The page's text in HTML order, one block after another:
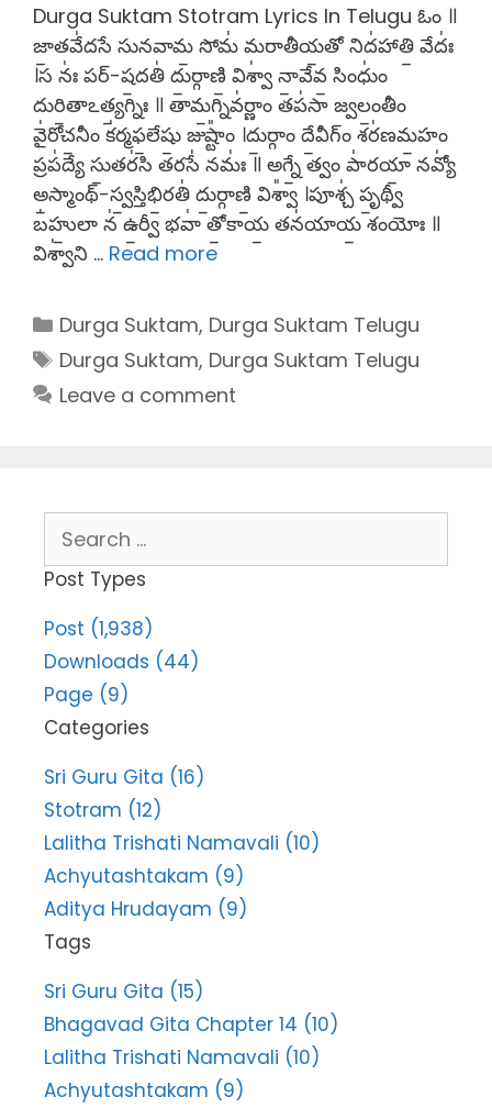
Durga Suktam Stotram Lyrics In Telugu ఓం ॥
జా॒తవే॑దసే సునవామ॒ సోమ॑ మరాతీయ॒తో నిద॑హాతి॒ వేదః॑
।స నః॑ పర్-ష॒దతి॑ దు॒ర్గాణి॒ విశ్వా॑ నా॒వేవ॒ సింధుం॑
దురి॒తాఽత్య॒గ్నిః ॥ తామ॒గ్నివ॑ర్ణాం తప॑సా జ్వలం॒తీం
వై॑రోచ॒నీం క॑ర్మఫ॒లేషు॒ జుష్టాం᳚ ।దు॒ర్గాం దే॒వీగ్ం శర॑ణమ॒హం
ప్రప॑ద్యే సు॒తర॑సి తరసే॑ నమః॑ ॥ అగ్నే॒ త్వం పా॑రయా॒ నవ్యో॑
అ॒స్మాంథ్-స్వ॒స్తిభి॒రతి॑ దు॒ర్గాణి॒ విశ్వా᳚ ।పూశ్చ॑ పృ॒థ్వీ
బ॑హు॒లా న॑ ఉ॒ర్వీ భవా॑ తో॒కాయ॒ తన॑యాయ॒ శంయోః ॥
విశ్వా॑ని … Read more
Categories
Durga Suktam, Durga Suktam Telugu
Tags
Durga Suktam, Durga Suktam Telugu
Leave a comment
for:
Post Types
Post (1,938)
Downloads (44)
Page (9)
Categories
Sri Guru Gita (16)
Stotram (12)
Lalitha Trishati Namavali (10)
Achyutashtakam (9)
Aditya Hrudayam (9)
Tags
Sri Guru Gita (15)
Bhagavad Gita Chapter 14 (10)
Lalitha Trishati Namavali (10)
Achyutashtakam (9)